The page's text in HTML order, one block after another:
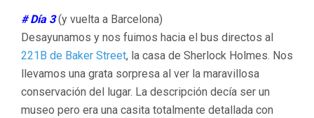
# Día 3 (y vuelta a Barcelona)
Desayunamos y nos fuimos hacia el bus directos al
221B de Baker Street, la casa de Sherlock Holmes. Nos
llevamos una grata sorpresa al ver la maravillosa
conservación del lugar. La descripción decía ser un
museo pero era una casita totalmente detallada con